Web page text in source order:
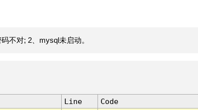
不对; 2、mysql未启动。
Line
Code